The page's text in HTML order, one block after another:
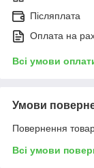
Післяплата
Оплата на
Всі умови
Умови
Повернення
Всі умови